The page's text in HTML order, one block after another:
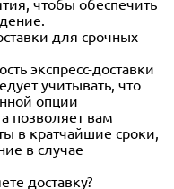
чтобы обеспечить
для срочных
экспресс-доставки
учитывать, что
опции
позволяет вам
в кратчайшие сроки,
в случае
доставку?